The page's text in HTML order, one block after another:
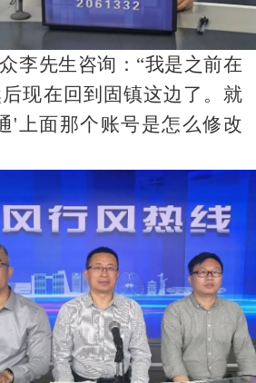
李先生咨询：“我是之前在
现在回到固镇这边了。就
'上面那个账号是怎么修改